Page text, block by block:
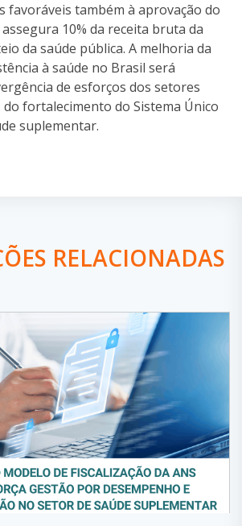
favoráveis também à aprovação do
10% da receita bruta da
da saúde pública. A melhoria da
à saúde no Brasil será
de esforços dos setores
fortalecimento do Sistema Único
suplementar.
RELACIONADAS